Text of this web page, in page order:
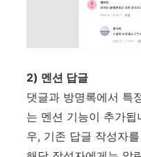
2) 멘션 답글
댓글과 방명록에서 특
는 멘션 기능이 추가됩
우, 기존 답글 작성자